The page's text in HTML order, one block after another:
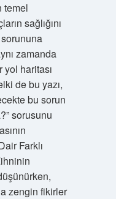
temel
sağlığını
zamanda
haritası
de bu yazı,
bu sorun
sorusunu
Farklı
zengin fikirler